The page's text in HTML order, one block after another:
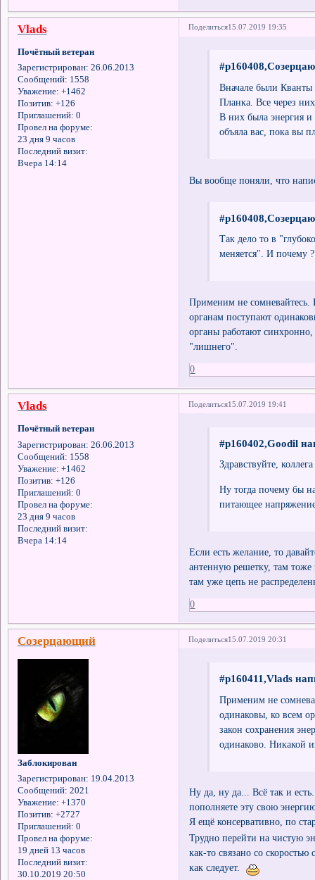
Поделиться15.07.2019 19:35
Vlads
Почётный ветеран
Зарегистрирован: 26.06.2013
Сообщений: 1558
Уважение: +1462
Позитив: +126
Приглашений: 0
Провел на форуме:
23 дня 9 часов
Последний визит:
Вчера 14:14
Вначале были
Планка. Все через
В них была энергия и
объяла вас, пока вы
Вы вообще поняли, что
Так дело то в
меняется". И почему
Применим не сомневайтесь.
органам поступают
органы работают синхронно,
"лишнего".
0
Поделиться15.07.2019 19:41
Vlads
Почётный ветеран
Зарегистрирован: 26.06.2013
Сообщений: 1558
Уважение: +1462
Позитив: +126
Приглашений: 0
Провел на форуме:
23 дня 9 часов
Последний визит:
Вчера 14:14
#p160402,Goodil
Здравствуйте,
Ну тогда почему бы
питающее
Если есть желание, то
антенную решетку, там тоже
там уже цепь не
0
Поделиться15.07.2019 20:31
Созерцающий
Заблокирован
Зарегистрирован: 19.04.2013
Сообщений: 2021
Уважение: +1370
Позитив: +2727
Приглашений: 0
Провел на форуме:
19 дней 13 часов
Последний визит:
30.10.2019 20:50
#p160411,Vlads
Применим не
одинаковы, ко всем
закон сохранения
одинаково. Никакой
Ну да, ну да... Всё так и
пополняете эту свою
Я ещё консервативно, по
Трудно перейти на чистую
как-то связано со
как следует.